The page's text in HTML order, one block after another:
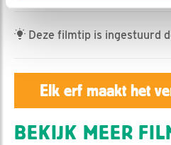
Deze filmtip is ingestuurd
Elk erf maakt het
BEKIJK MEER